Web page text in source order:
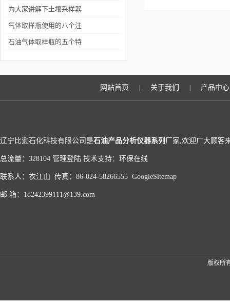
了解多少呢
为大家讲解下土壤采样器
的产品特点和使用方法
气体取样瓶使用的八个注
意事项
石油气体取样瓶的五个特
网站首页 关于我们 产品中心
辽宁比逊石化科技有限公司是石油产品分析仪器系列 厂家,欢迎广大顾客
总流量：328104 管理登陆 技术支持： 环保在线
联系人：衣江山 传真：86-024-58266555 GoogleSitemap
邮 箱：18242399111@139.com
版权所